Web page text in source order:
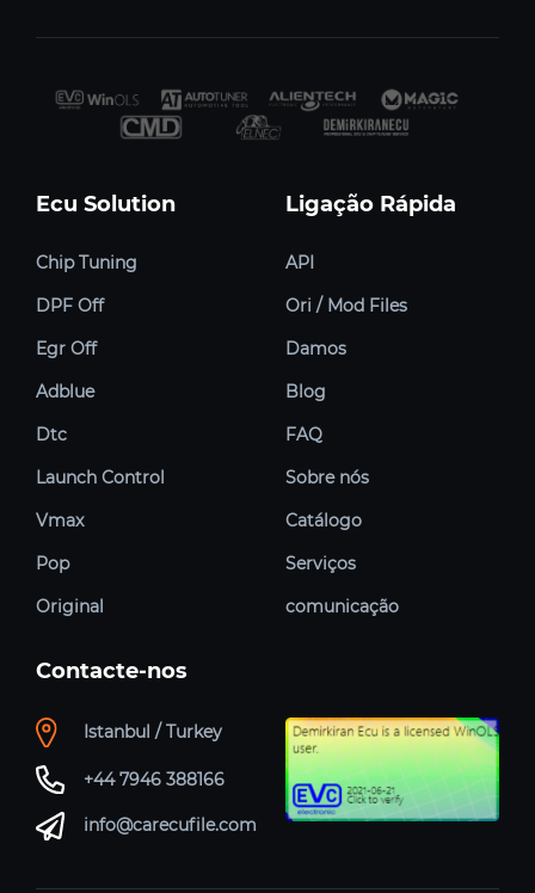
Ecu Solution
Chip Tuning
DPF Off
Egr Off
Adblue
Dtc
Launch Control
Vmax
Pop
Original
Ligação Rápida
API
Ori / Mod Files
Damos
Blog
FAQ
Sobre nós
Catálogo
Serviços
comunicação
Contacte-nos
Istanbul / Turkey
+44 7946 388166
info@carecufile.com